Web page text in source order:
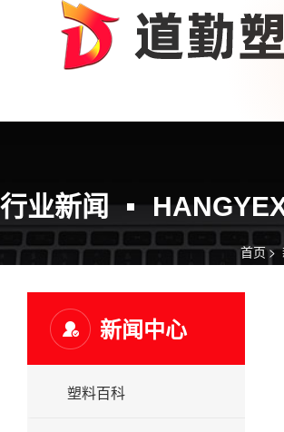
行业新闻
首页 >
新闻中心
塑料百科